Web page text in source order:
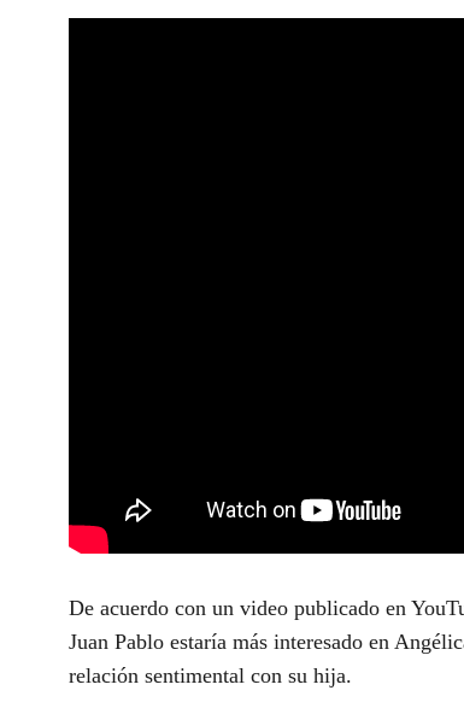
De acuerdo con un video publicado en
Juan Pablo estaría más interesado en
relación sentimental con su hija.